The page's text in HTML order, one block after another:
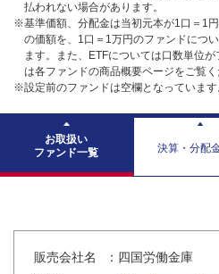
払われない場合があります。
※基準価額、分配金は当初元本が1口＝1
の価額を、1口＝1万円のファンドにつ
ます。また、ETFについては口数単位
は各ファンドの商品概要ページをご覧く
※設定前のファンドは空欄となっています
お取扱い
ファンド一覧
決算・分配
販売会社名
：四国労働金庫